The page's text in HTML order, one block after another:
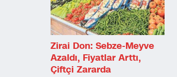
Zirai Don: Sebze-Meyve
Azaldı, Fiyatlar Arttı,
Çiftçi Zararda